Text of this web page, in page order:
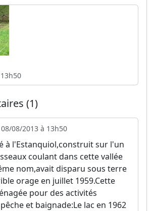
(1)
08/08/2013 à 13h50
à l'Estanquiol,construit sur l'un
coulant dans cette vallée
nom,avait disparu sous terre
orage en juillet 1959.Cette
pour des activités
et baignade:Le lac en 1962